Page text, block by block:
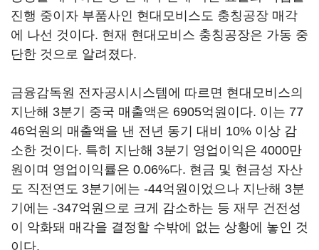
진행 중이자 부품사인 현대모비스도 충칭공장 매각
에 나선 것이다. 현재 현대모비스 충칭공장은 가동 중
단한 것으로 알려졌다.
금융감독원 전자공시시스템에 따르면 현대모비스의
지난해 3분기 중국 매출액은 6905억원이다. 이는 77
46억원의 매출액을 낸 전년 동기 대비 10% 이상 감
소한 것이다. 특히 지난해 3분기 영업이익은 4000만
원이며 영업이익률은 0.06%다. 현금 및 현금성 자산
도 직전연도 3분기에는 -44억원이었으나 지난해 3분
기에는 -347억원으로 크게 감소하는 등 재무 건전성
이 악화돼 매각을 결정할 수밖에 없는 상황에 놓인 것
이다.